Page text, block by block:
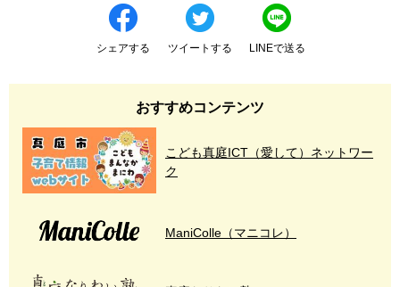
シェアする ツイートする LINEで送る
おすすめコンテンツ
こども真庭ICT（愛して）ネットワー
ク
ManiColle（マニコレ）